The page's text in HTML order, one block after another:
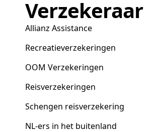
Verzekeraar
Allianz Assistance
Recreatieverzekeringen
OOM Verzekeringen
Reisverzekeringen
Schengen reisverzekering
NL-ers in het buitenland